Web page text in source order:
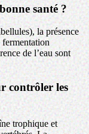
santé ?
la présence
fermentation
de l’eau sont
contrôler les
trophique et